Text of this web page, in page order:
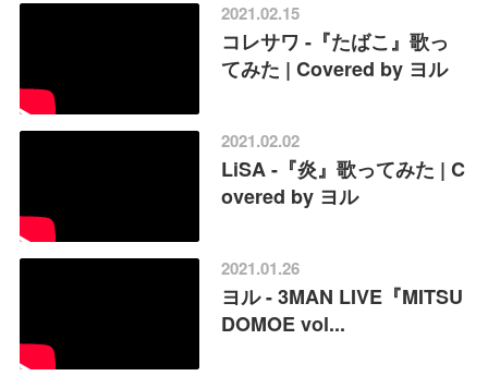
2021.02.15
コレサワ -『たばこ』歌っ
てみた | Covered by ヨル
2021.02.02
LiSA -『炎』歌ってみた | C
overed by ヨル
2021.01.26
ヨル - 3MAN LIVE『MITSU
DOMOE vol...